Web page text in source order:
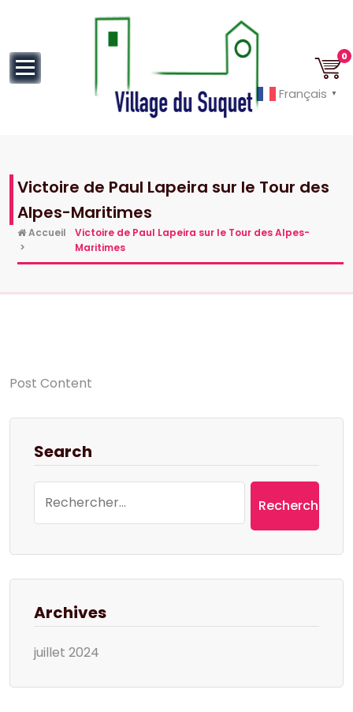
0
Victoire de Paul Lapeira sur le Tour des
Alpes-Maritimes
Accueil
>
Victoire de Paul Lapeira sur le Tour des Alpes-
Maritimes
Post Content
Search
Archives
juillet 2024
Français ▼